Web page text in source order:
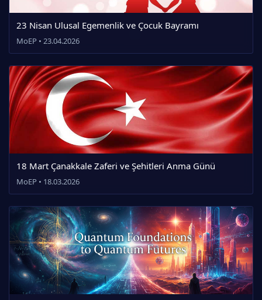
23 Nisan Ulusal Egemenlik ve Çocuk Bayramı
MoEP • 23.04.2026
18 Mart Çanakkale Zaferi ve Şehitleri Anma Günü
MoEP • 18.03.2026